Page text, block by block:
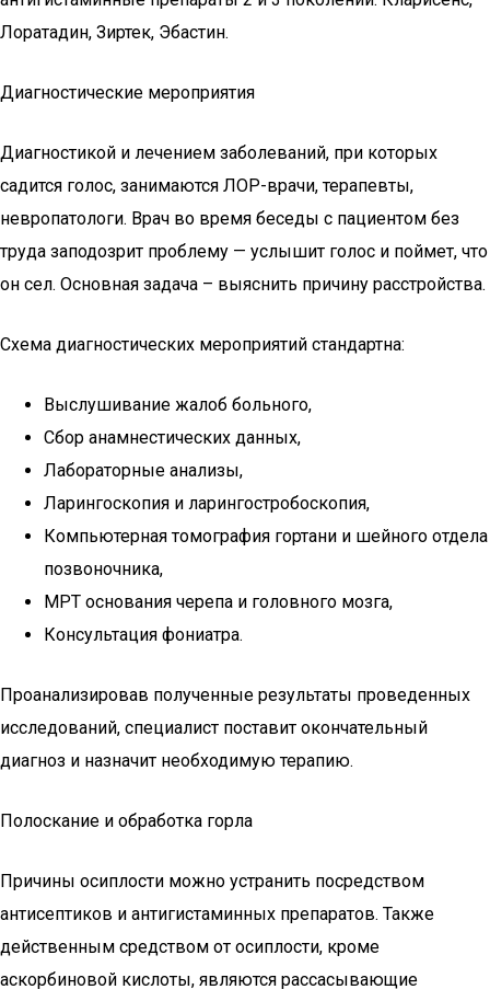
Лоратадин, Зиртек, Эбастин.
Диагностические мероприятия
Диагностикой и лечением заболеваний, при которых
садится голос, занимаются ЛОР-врачи, терапевты,
невропатологи. Врач во время беседы с пациентом без
труда заподозрит проблему — услышит голос и поймет, что
он сел. Основная задача – выяснить причину расстройства.
Схема диагностических мероприятий стандартна:
Выслушивание жалоб больного,
Сбор анамнестических данных,
Лабораторные анализы,
Ларингоскопия и ларингостробоскопия,
Компьютерная томография гортани и шейного отдела
позвоночника,
МРТ основания черепа и головного мозга,
Консультация фониатра.
Проанализировав полученные результаты проведенных
исследований, специалист поставит окончательный
диагноз и назначит необходимую терапию.
Полоскание и обработка горла
Причины осиплости можно устранить посредством
антисептиков и антигистаминных препаратов. Также
действенным средством от осиплости, кроме
аскорбиновой кислоты, являются рассасывающие